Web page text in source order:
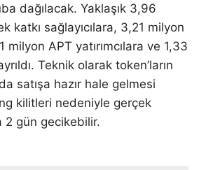
dağılacak. Yaklaşık 3,96
katkı sağlayıcılara, 3,21 milyon
APT yatırımcılara ve 1,33
Teknik olarak token’ların
satışa hazır hale gelmesi
kilitleri nedeniyle gerçek
2 gün gecikebilir.